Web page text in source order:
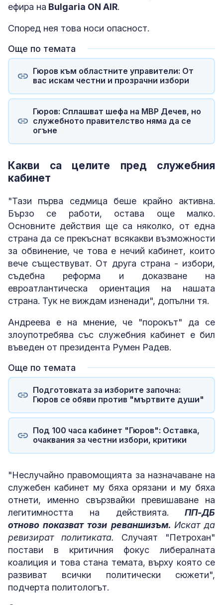
ефира на Bulgaria ON AIR.
Според нея това носи опасност.
Още по темата
Гюров към областните управители: От
вас искам честни и прозрачни избори
Гюров: Сплашват шефа на МВР Дечев, но
служебното правителство няма да се
огъне
Какви са целите пред служебния
кабинет
"Тази първа седмица беше крайно активна.
Бързо се работи, остава още малко.
Основните действия ще са няколко, от една
страна да се прекъснат всякакви възможности
за обвинение, че това е нечий кабинет, които
вече съществуват. От друга страна - избори,
съдебна реформа и доказване на
евроатлантическа ориентация на нашата
страна. Тук не виждам изненади", допълни тя.
Андреева е на мнение, че "порокът" да се
злоупотребява със служебния кабинет е бил
въведен от президента Румен Радев.
Още по темата
Подготовката за изборите започна:
Гюров се обяви против "мъртвите души"
Под 100 часа кабинет "Гюров": Оставка,
очаквания за честни избори, критики
"Неслучайно правомощията за назначаване на
служебен кабинет му бяха орязани и му бяха
отнети, именно свързвайки превишаване на
легитимността на действията. ПП-ДБ
отново показват този реваншизъм. Искат да
ревизират политиката. Случаят "Петрохан"
постави в критичния фокус либералната
коалиция и това стана темата, върху която се
развиват всички политически сюжети",
подчерта политологът.